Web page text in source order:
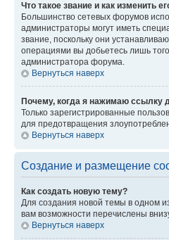
Что такое звание и как изменить
Большинство сетевых форумов
администраторы могут иметь
звание, поскольку они
операциями вы добьетесь лишь
администратора форума.
Вернуться наверх
Почему, когда я нажимаю ссылку
Только зарегистрированные
для предотвращения
Вернуться наверх
Создание и размещение
Как создать новую тему?
Для создания новой темы в одном
вам возможности перечислены
Вернуться наверх